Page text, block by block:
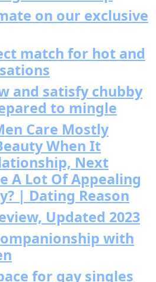
on our exclusive
match for hot and
and satisfy chubby
to mingle
Care Mostly
When It
Next
A Lot Of Appealing
| Dating Reason
Updated 2023
with
for gay singles